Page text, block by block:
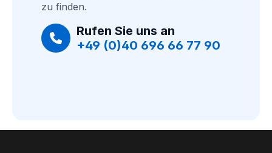
zu finden.
Rufen Sie uns an
+49 (0)40 696 66 77 90